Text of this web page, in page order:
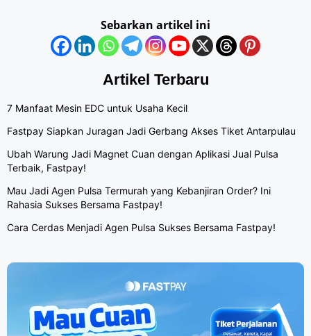
Sebarkan artikel ini
Artikel Terbaru
7 Manfaat Mesin EDC untuk Usaha Kecil
Fastpay Siapkan Juragan Jadi Gerbang Akses Tiket Antarpulau
Ubah Warung Jadi Magnet Cuan dengan Aplikasi Jual Pulsa
Terbaik, Fastpay!
Mau Jadi Agen Pulsa Termurah yang Kebanjiran Order? Ini
Rahasia Sukses Bersama Fastpay!
Cara Cerdas Menjadi Agen Pulsa Sukses Bersama Fastpay!